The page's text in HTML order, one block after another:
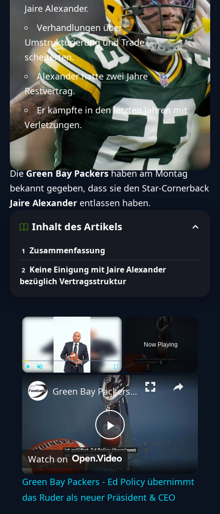
Jaire Alexander.
Verhandlungen über
Umstrukturierung und Trade
scheiterten.
Alexander hatte zwei Jahre
Restvertrag.
Er kämpfte in den letzten Jahren mit
Verletzungen.
DieGreen Bay Packershaben am Montag
bekannt gegeben, dass sie den Star-Cornerback
Jaire Alexander entlassen haben.
Inhalt des Artikels
Zusammenfassung
Keine Einigung mit Jaire Alexander
bezüglich Vertragsstruktur
×
Fullscreen
Now Playing
Play
Video
Green Bay Packers - Ed Policy übernimmt das Ruder als neuer Präsident & CEO
Watch on
Green Bay Packers - Ed Policy übernimmt
das Ruder als neuer Präsident & CEO